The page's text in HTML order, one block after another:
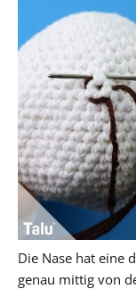
Die Nase hat eine
genau mittig von